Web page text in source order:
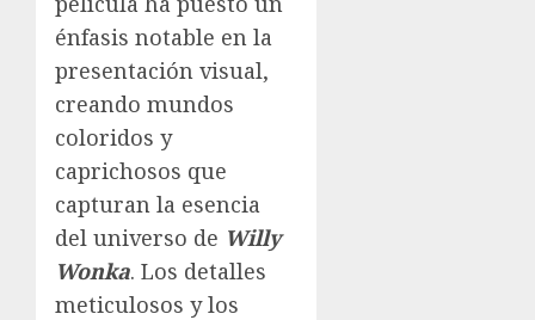
énfasis notable en la
presentación visual,
creando mundos
coloridos y
caprichosos que
capturan la esencia
del universo de Willy
Wonka. Los detalles
meticulosos y los